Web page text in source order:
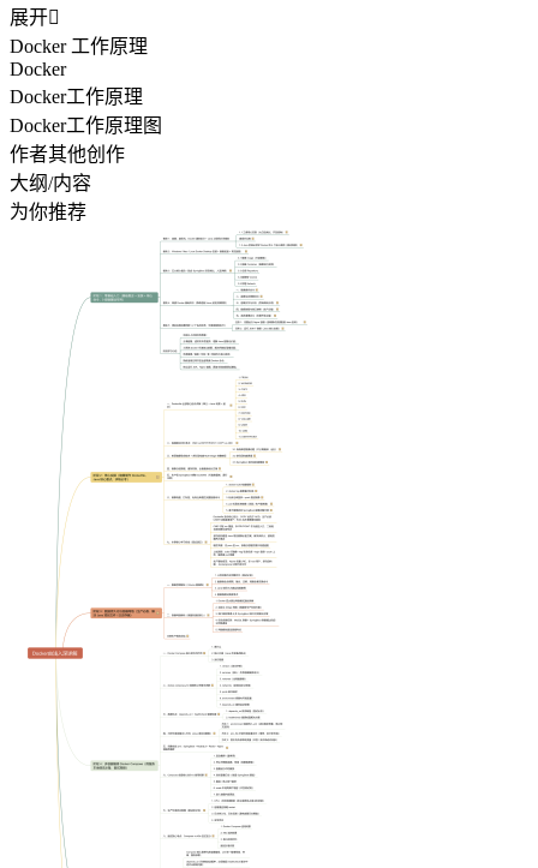
展开
Docker 工作原理
Docker
Docker工作原理
Docker工作原理图
作者其他创作
大纲/内容
为你推荐